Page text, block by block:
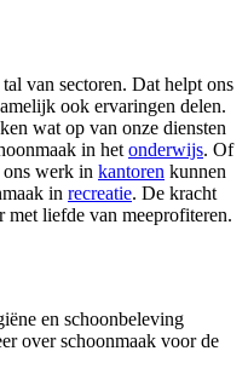
van sectoren. Dat helpt ons
ook ervaringen delen.
wat op van onze diensten
in het onderwijs. Of
werk in kantoren kunnen
in recreatie. De kracht
met liefde van meeprofiteren.
en schoonbeleving
over schoonmaak voor de